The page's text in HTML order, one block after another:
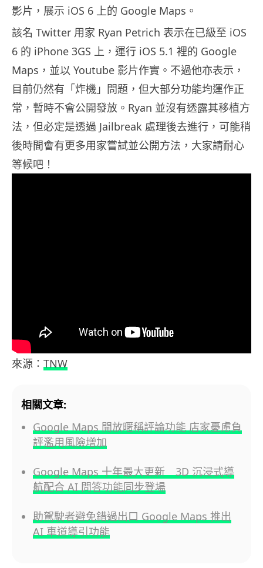
影片，展示 iOS 6 上的 Google Maps。
該名 Twitter 用家 Ryan Petrich 表示在已級至 iOS
6 的 iPhone 3GS 上，運行 iOS 5.1 裡的 Google
Maps，並以 Youtube 影片作實。不過他亦表示，
目前仍然有「炸機」問題，但大部分功能均運作正
常，暫時不會公開發放。Ryan 並沒有透露其移植方
法，但必定是透過 Jailbreak 處理後去進行，可能稍
後時間會有更多用家嘗試並公開方法，大家請耐心
等候吧！
來源： TNW
相關文章:
Google Maps 開放暱稱評論功能 店家憂慮負
評濫用風險增加
Google Maps 十年最大更新 3D 沉浸式導
航配合 AI 問答功能同步登場
助駕駛者避免錯過出口 Google Maps 推出
AI 車道導引功能